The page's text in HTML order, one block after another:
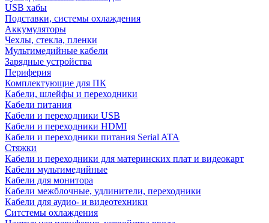
USB хабы
Подставки, системы охлаждения
Аккумуляторы
Чехлы, стекла, пленки
Мультимедийные кабели
Зарядные устройства
Периферия
Комплектующие для ПК
Кабели, шлейфы и переходники
Кабели питания
Кабели и переходники USB
Кабели и переходники HDMI
Кабели и переходники питания Serial ATA
Стяжки
Кабели и переходники для материнских плат и видеокарт
Кабели мультимедийные
Кабели для монитора
Кабели межблочные, удлинители, переходники
Кабели для аудио- и видеотехники
Ситстемы охлаждения